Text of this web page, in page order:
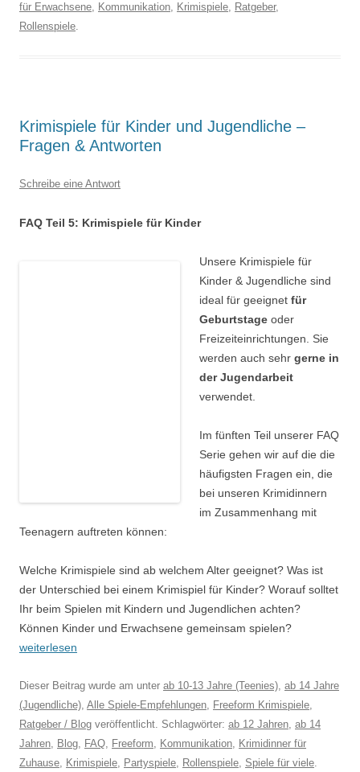
für Erwachsene, Kommunikation, Krimispiele, Ratgeber,
Rollenspiele.
Krimispiele für Kinder und Jugendliche –
Fragen & Antworten
Schreibe eine Antwort
FAQ Teil 5: Krimispiele für Kinder
Unsere Krimispiele für
Kinder & Jugendliche sind
ideal für geeignet für
Geburtstage oder
Freizeiteinrichtungen. Sie
werden auch sehr gerne in
der Jugendarbeit
verwendet.
Im fünften Teil unserer FAQ
Serie gehen wir auf die die
häufigsten Fragen ein, die
bei unseren Krimidinnern
im Zusammenhang mit
Teenagern auftreten können:
Welche Krimispiele sind ab welchem Alter geeignet? Was ist
der Unterschied bei einem Krimispiel für Kinder? Worauf solltet
Ihr beim Spielen mit Kindern und Jugendlichen achten?
Können Kinder und Erwachsene gemeinsam spielen?
weiterlesen
Dieser Beitrag wurde am unter ab 10-13 Jahre (Teenies), ab 14 Jahre
(Jugendliche), Alle Spiele-Empfehlungen, Freeform Krimispiele,
Ratgeber / Blog veröffentlicht. Schlagwörter: ab 12 Jahren, ab 14
Jahren, Blog, FAQ, Freeform, Kommunikation, Krimidinner für
Zuhause, Krimispiele, Partyspiele, Rollenspiele, Spiele für viele.